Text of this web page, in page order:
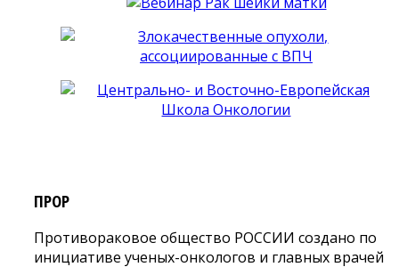
ПРОР
Противораковое общество РОССИИ создано по
инициативе ученых-онкологов и главных врачей